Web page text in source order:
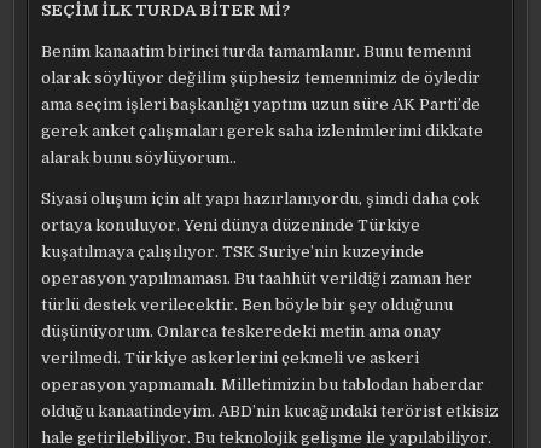
SEÇİM İLK TURDA BİTER Mİ?
Benim kanaatim birinci turda tamamlanır. Bunu temenni
olarak söylüyor değilim şüphesiz temennimiz de öyledir
ama seçim işleri başkanlığı yaptım uzun süre AK Parti’de
gerek anket çalışmaları gerek saha izlenimlerimi dikkate
alarak bunu söylüyorum..
Siyasi oluşum için alt yapı hazırlanıyordu, şimdi daha çok
ortaya konuluyor. Yeni dünya düzeninde Türkiye
kuşatılmaya çalışılıyor. TSK Suriye’nin kuzeyinde
operasyon yapılmaması. Bu taahhüt verildiği zaman her
türlü destek verilecektir. Ben böyle bir şey olduğunu
düşünüyorum. Onlarca teskeredeki metin ama onay
verilmedi. Türkiye askerlerini çekmeli ve askeri
operasyon yapmamalı. Milletimizin bu tablodan haberdar
olduğu kanaatindeyim. ABD’nin kucağındaki terörist etkisiz
hale getirilebiliyor. Bu teknolojik gelişme ile yapılabiliyor.